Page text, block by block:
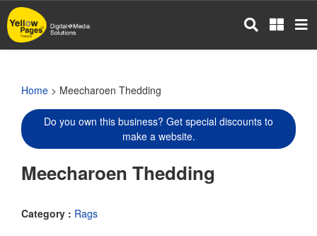
Skip
to
main
Home > Meecharoen Thedding
Do you own this business? Get special discounts to
make a website.
Meecharoen Thedding
Category : Rags